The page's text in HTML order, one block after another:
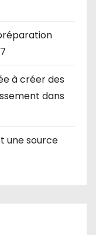
à créer des
dans
une source